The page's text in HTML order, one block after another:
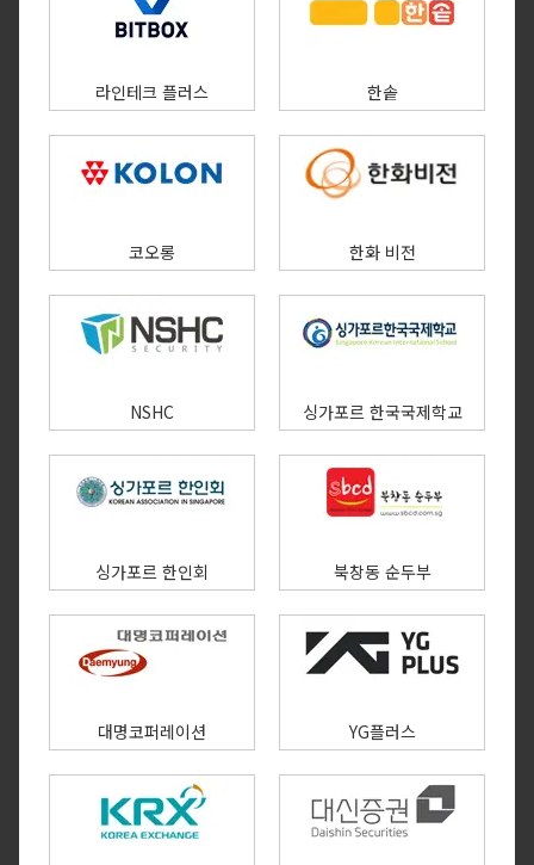
라인테크 플러스 한솥
코오롱 한화 비전
NSHC 싱가포르 한국국제학교
싱가포르 한인회 북창동 순두부
대명코퍼레이션 YG플러스